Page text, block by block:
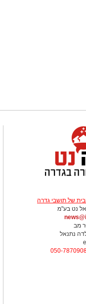
של תושבי גדרה
נט בע"מ
מב
נתנאל